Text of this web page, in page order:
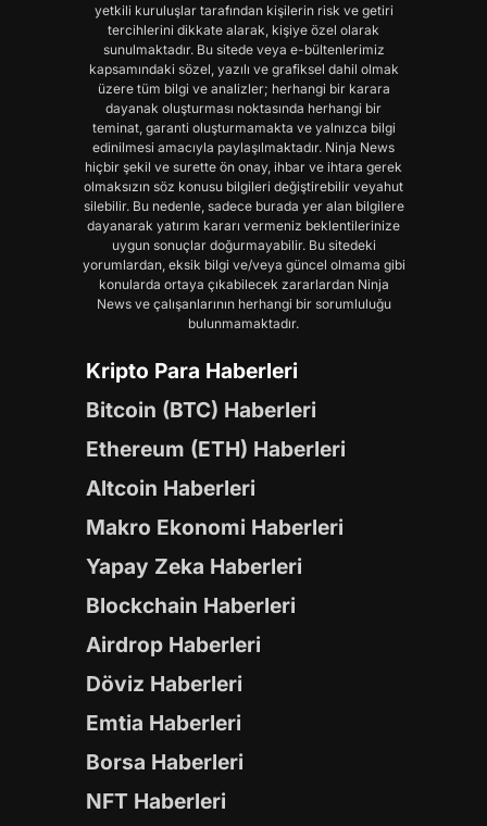
yetkili kuruluşlar tarafından kişilerin risk ve getiri
tercihlerini dikkate alarak, kişiye özel olarak
sunulmaktadır. Bu sitede veya e-bültenlerimiz
kapsamındaki sözel, yazılı ve grafiksel dahil olmak
üzere tüm bilgi ve analizler; herhangi bir karara
dayanak oluşturması noktasında herhangi bir
teminat, garanti oluşturmamakta ve yalnızca bilgi
edinilmesi amacıyla paylaşılmaktadır. Ninja News
hiçbir şekil ve surette ön onay, ihbar ve ihtara gerek
olmaksızın söz konusu bilgileri değiştirebilir veyahut
silebilir. Bu nedenle, sadece burada yer alan bilgilere
dayanarak yatırım kararı vermeniz beklentilerinize
uygun sonuçlar doğurmayabilir. Bu sitedeki
yorumlardan, eksik bilgi ve/veya güncel olmama gibi
konularda ortaya çıkabilecek zararlardan Ninja
News ve çalışanlarının herhangi bir sorumluluğu
bulunmamaktadır.
Kripto Para Haberleri
Bitcoin (BTC) Haberleri
Ethereum (ETH) Haberleri
Altcoin Haberleri
Makro Ekonomi Haberleri
Yapay Zeka Haberleri
Blockchain Haberleri
Airdrop Haberleri
Döviz Haberleri
Emtia Haberleri
Borsa Haberleri
NFT Haberleri